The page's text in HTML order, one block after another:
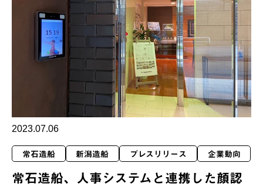
2023.07.06
常石造船 新潟造船 プレスリリース 企業動向
常石造船、人事システムと連携した顔認